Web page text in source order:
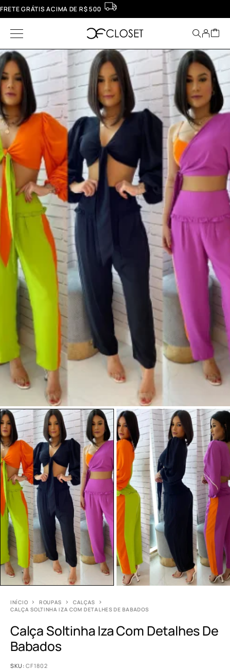
FRETE GRÁTIS ACIMA DE R$ 500
INÍCIO ROUPAS
CALÇAS
CALÇA SOLTINHA IZA COM DETALHES DE BABADOS
Calça Soltinha Iza Com Detalhes De
Babados
SKU:CF1802